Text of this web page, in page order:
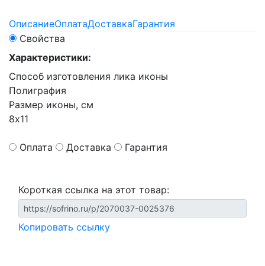
ОписаниеОплатаДоставкаГарантия
Свойства
Характеристики:
Способ изготовления лика иконы
Полиграфия
Размер иконы, см
8х11
Оплата Доставка Гарантия
Короткая ссылка на этот товар:
Копировать ссылку